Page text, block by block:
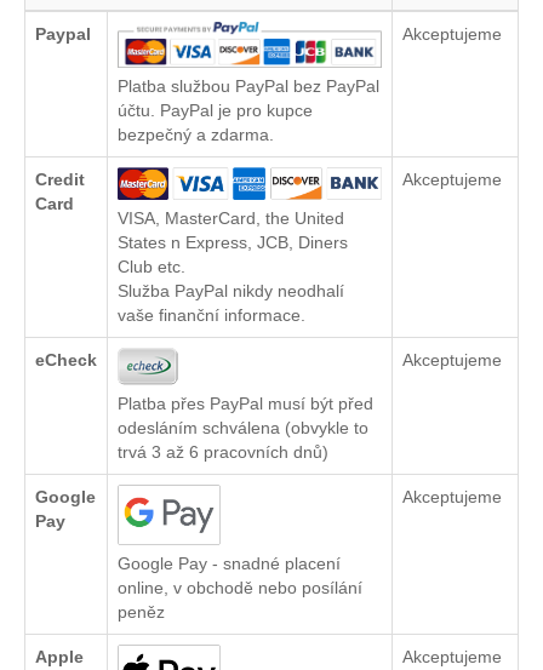
Paypal
Platba službou PayPal bez PayPal
účtu. PayPal je pro kupce
bezpečný a zdarma.
Akceptujeme
Credit
Card
VISA, MasterCard, the United
States n Express, JCB, Diners
Club etc.
Služba PayPal nikdy neodhalí
vaše finanční informace.
Akceptujeme
eCheck
Platba přes PayPal musí být před
odesláním schválena (obvykle to
trvá 3 až 6 pracovních dnů)
Akceptujeme
Google
Pay
Google Pay - snadné placení
online, v obchodě nebo posílání
peněz
Akceptujeme
Apple
Akceptujeme